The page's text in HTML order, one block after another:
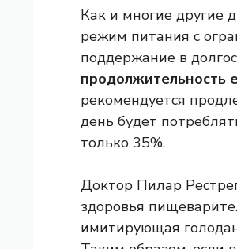
Как и многие другие
режим питания с
поддержание в
продолжительность
рекомендуется
день будет
только 35%.
Доктор Пилар
здоровья
имитирующая